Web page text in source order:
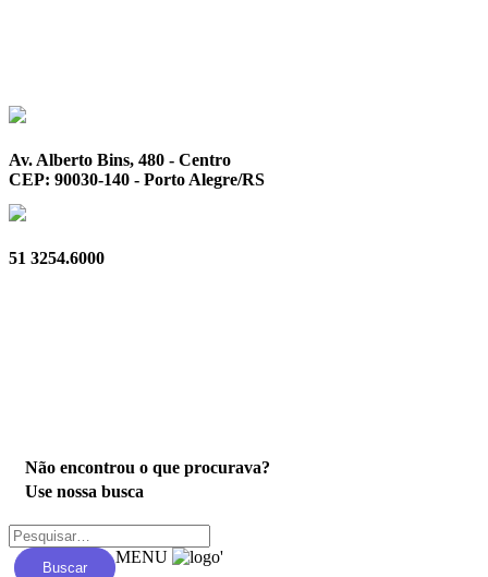
Av. Alberto Bins, 480 - Centro
CEP: 90030-140 - Porto Alegre/RS
51 3254.6000
Não encontrou o que procurava?
Use nossa busca
Buscar
MENU '